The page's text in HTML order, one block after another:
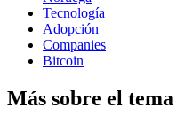
Tecnología
Adopción
Companies
Bitcoin
Más sobre el tema